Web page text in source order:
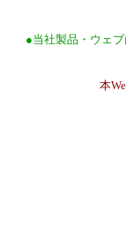
●当社製品・ウェ
本